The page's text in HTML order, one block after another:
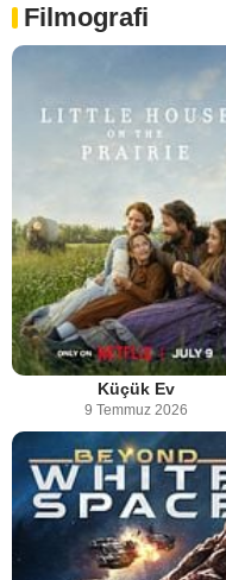
Filmografi
Küçük Ev
9 Temmuz 2026